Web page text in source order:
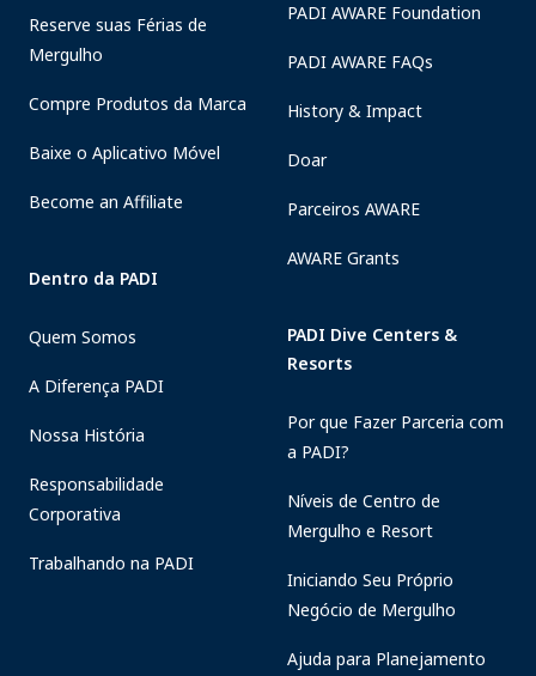
Reserve suas Férias de
Mergulho
Compre Produtos da Marca
Baixe o Aplicativo Móvel
Become an Affiliate
Dentro da PADI
Quem Somos
A Diferença PADI
Nossa História
Responsabilidade
Corporativa
Trabalhando na PADI
PADI AWARE Foundation
PADI AWARE FAQs
History & Impact
Doar
Parceiros AWARE
AWARE Grants
PADI Dive Centers &
Resorts
Por que Fazer Parceria com
a PADI?
Níveis de Centro de
Mergulho e Resort
Iniciando Seu Próprio
Negócio de Mergulho
Ajuda para Planejamento